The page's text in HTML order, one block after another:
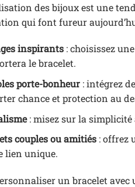
des bijoux est une
qui font fureur
inspirants: choisissez
le bracelet.
porte-bonheur: intégrez
chance et protection au
: misez sur la simplicité
couples ou amitiés: offrez
lien unique.
un bracelet